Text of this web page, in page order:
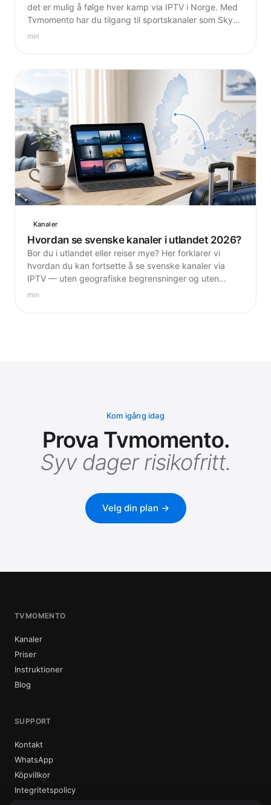
det er mulig å følge hver kamp via IPTV i Norge. Med
Tvmomento har du tilgang til sportskanaler som Sky
Sports og beIN Sports for 58 kr i måneden.
min
Kanaler
Hvordan se svenske kanaler i utlandet 2026?
Bor du i utlandet eller reiser mye? Her forklarer vi
hvordan du kan fortsette å se svenske kanaler via
IPTV — uten geografiske begrensninger og uten
ekstra kostnad.
min
Kom igång idag
Prova Tvmomento.
Syv dager risikofritt.
Velg din plan →
TVMOMENTO
Kanaler
Priser
Instruktioner
Blog
SUPPORT
Kontakt
WhatsApp
Köpvillkor
Integritetspolicy